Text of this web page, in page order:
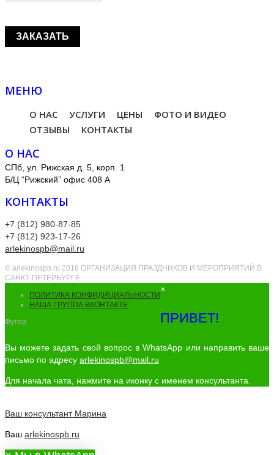
МЕНЮ
О НАС УСЛУГИ ЦЕНЫ
ФОТО И ВИДЕО
ОТЗЫВЫ
КОНТАКТЫ
О НАС
СПб, ул. Рижская д. 5, корп. 1
Б/Ц “Рижский” офис 408 А
КОНТАКТЫ
+7 (812) 980-87-85
+7 (812) 923-17-26
arlekinospb@mail.ru
© arlekinospb.ru 2018 ОРГАНИЗАЦИЯ ПРАЗДНИКОВ И МЕРОПРИЯТИЙ В
САНКТ-ПЕТЕРБУРГЕ.
ПОЛИТИКА КОНФИДИЦИАЛЬНОСТИ
НАША ГРУППА ВКОНТАКТЕ
Футер
×
ПРИВЕТ!
Вы можете задать свой вопрос в WhatsApp или направить ваше
письмо по адресу arlekinospb@mail.ru
Для начала чата, нажмите на иконку с именем консультанта.
Ваш консультант Марина
Ваш arlekinospb.ru